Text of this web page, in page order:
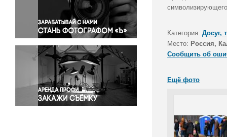
Правосудие
Происшествия и конфликты
Религия
Светская жизнь
Спорт
Экология
Экономика и бизнес
Категория: Досуг,
Место: Россия,
Сообщить об
Ещё фото